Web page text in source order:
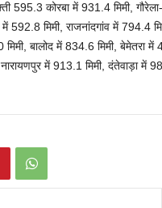
595.3 कोरबा में 931.4 मिमी,
592.8 मिमी, राजनांदगांव में 794.4
बालोद में 834.6 मिमी, बेमेतरा में
में 913.1 मिमी, दंतेवाड़ा